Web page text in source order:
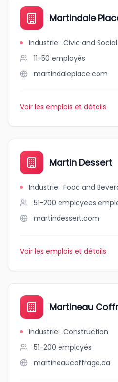
Martindale
Industrie: Civic and
11-50 employés
martindaleplace.com
Voir les emplois et détails
Martin Dessert
Industrie: Food and
51-200 employees
martindessert.com
Voir les emplois et détails
Martineau
Industrie: Construction
51-200 employés
martineaucoffrage.ca